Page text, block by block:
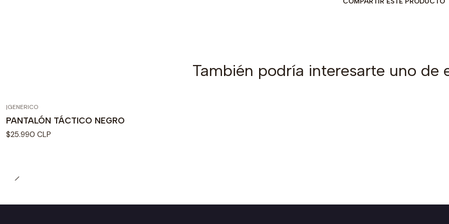
También podría interesarte uno de
|GENERICO
PANTALÓN TÁCTICO NEGRO
$25.990 CLP